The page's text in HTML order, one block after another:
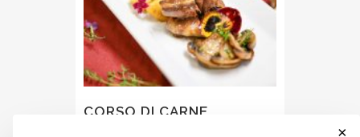
CORSO DI CARNE
×